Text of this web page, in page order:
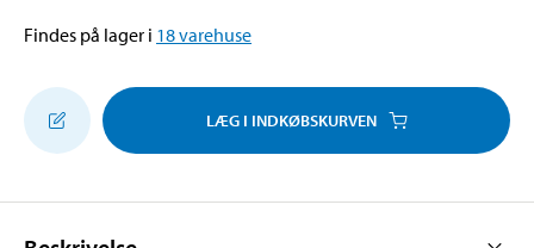
Findes på lager i 18varehuse
LÆG I INDKØBSKURVEN